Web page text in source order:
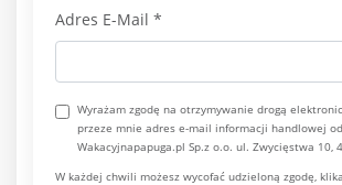
Adres E-Mail *
Wyrażam zgodę na otrzymywanie drogą
przeze mnie adres e-mail informacji handlowej od
Wakacyjnapapuga.pl Sp.z o.o. ul. Zwycięstwa 10,
W każdej chwili możesz wycofać udzieloną zgodę,